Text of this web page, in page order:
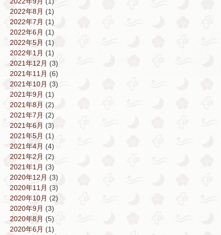
2022年8月 (1)
2022年7月 (1)
2022年6月 (1)
2022年5月 (1)
2022年1月 (1)
2021年12月 (3)
2021年11月 (6)
2021年10月 (3)
2021年9月 (1)
2021年8月 (2)
2021年7月 (2)
2021年6月 (3)
2021年5月 (1)
2021年4月 (4)
2021年2月 (2)
2021年1月 (3)
2020年12月 (3)
2020年11月 (3)
2020年10月 (2)
2020年9月 (3)
2020年8月 (5)
2020年6月 (1)